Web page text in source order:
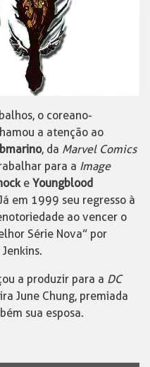
o coreano-
a atenção ao
, da Marvel Comics
para a Image
e Youngblood
em 1999 seu regresso à
notoriedade ao vencer o
Série Nova” por
a produzir para a DC
June Chung, premiada
sua esposa.